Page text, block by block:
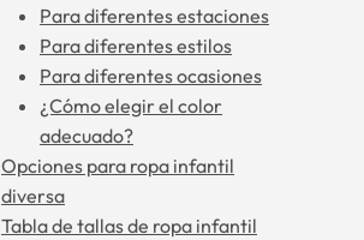
Para diferentes estaciones
Para diferentes estilos
Para diferentes ocasiones
¿Cómo elegir el color
adecuado?
Opciones para ropa infantil
diversa
Tabla de tallas de ropa infantil